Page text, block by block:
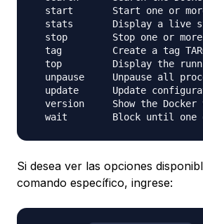
start       Start one or
stats       Display a live
stop        Stop one or
tag         Create a tag
top         Display the
unpause     Unpause all
update      Update
version     Show the Docker
Si desea ver las opciones
comando específico, ingrese: